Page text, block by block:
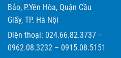
Bảo, P.Yên Hòa, Quận Cầu
Giấy, TP. Hà Nội
Điện thoại: 024.66.82.3737 –
0962.08.3232 – 0915.08.5151